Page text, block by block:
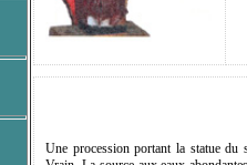
Une procession portant la statue du